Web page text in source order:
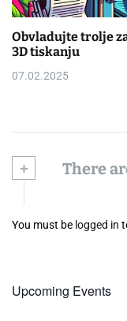
Obvladujte trolje
3D tiskanju
07.02.2025
+ There
You must be logged in
Upcoming Events